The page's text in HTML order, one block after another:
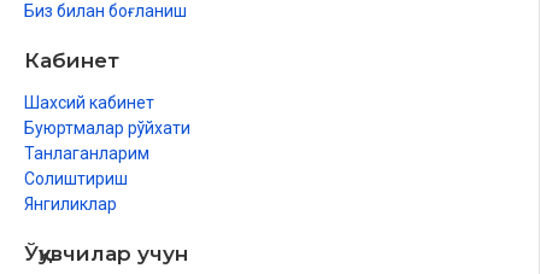
Биз билан боғланиш
Кабинет
Шахсий кабинет
Буюртмалар рўйхати
Танлаганларим
Солиштириш
Янгиликлар
Ўқувчилар учун